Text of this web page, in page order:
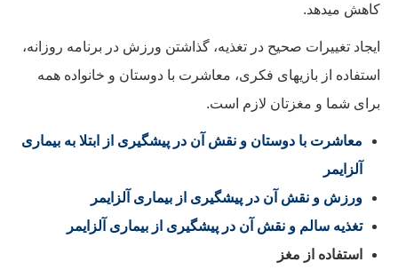
کاهش میدهد.
ایجاد تغییرات صحیح در تغذیه، گذاشتن ورزش در برنامه روزانه،
استفاده از بازیهای فکری، معاشرت با دوستان و خانواده همه
برای شما و مغزتان لازم است.
معاشرت با دوستان و نقش آن در پیشگیری از ابتلا به بیماری
آلزایمر
ورزش و نقش آن در پیشگیری از بیماری آلزایمر
تغذیه سالم و نقش آن در پیشگیری از بیماری آلزایمر
استفاده از مغز